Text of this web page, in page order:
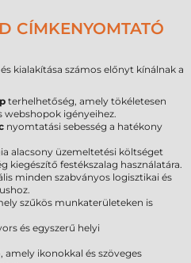
CÍMKENYOMTATÓ
kialakítása számos előnyt kínálnak a
terhelhetőség, amely tökéletesen
webshopok igényeihez.
nyomtatási sebesség a hatékony
alacsony üzemeltetési költséget
kiegészítő festékszalag használatára.
minden szabványos logisztikai és
szűkös munkaterületeken is
és egyszerű helyi
amely ikonokkal és szöveges